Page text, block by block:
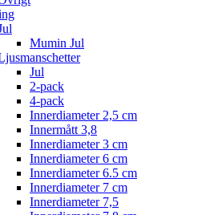
Mumin Jul
Jul
2-pack
4-pack
Innerdiameter 2,5 cm
Innermått 3,8
Innerdiameter 3 cm
Innerdiameter 6 cm
Innerdiameter 6.5 cm
Innerdiameter 7 cm
Innerdiameter 7,5